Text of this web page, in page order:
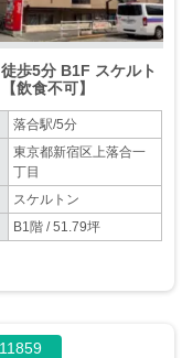
歩5分 B1F スケルト
飲食不可】
落合駅/5分
東京都新宿区上落合一
丁目
スケルトン
B1階 / 51.79坪